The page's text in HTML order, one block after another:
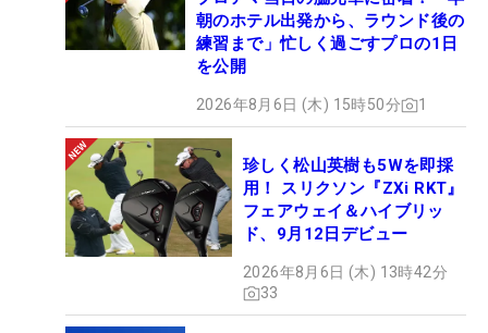
朝のホテル出発から、ラウンド後の
練習まで」忙しく過ごすプロの1日
を公開
2026年8月6日 (木) 15時50分 1
珍しく松山英樹も5Wを即採
用！ スリクソン『ZXi RKT』
フェアウェイ＆ハイブリッ
ド、9月12日デビュー
2026年8月6日 (木) 13時42分
33